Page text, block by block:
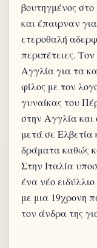
βουτηγμένος
και έπαιρναν
ετεροθαλή
περιπέτειες.
Αγγλία για τα
φίλος με τον
γυναίκας του
στην Αγγλία και
μετά σε Ελβετία
δράματα καθώς
Στην Ιταλία
ένα νέο
με μια 19χρονη
τον άνδρα της